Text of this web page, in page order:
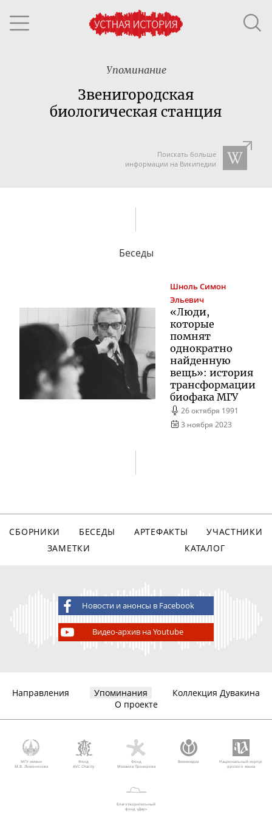
Упоминание
Звенигородская
биологическая станция
Поискать больше
информации на Википедии
Беседы
ШнольСимон
Эльевич
«Люди,
которые
помнят
однократно
найденную
вещь»: история
трансформации
биофака МГУ
26 октября 1991
3 ноября 2023
СБОРНИКИ БЕСЕДЫ АРТЕФАКТЫ
УЧАСТНИКИ
ЗАМЕТКИ
КАТАЛОГ
Новости и анонсы в Facebook
Видео-архив на Youtube
Направления Упоминания
Коллекция Дувакина
О проекте
МГУ имени
М.В. Ломоносова
Фонд
AVC Charity
Фонд
Михаила Прохорова
Викимедиа
Национальный корпус
русского языка
Благотворительный
фонд «Дар»